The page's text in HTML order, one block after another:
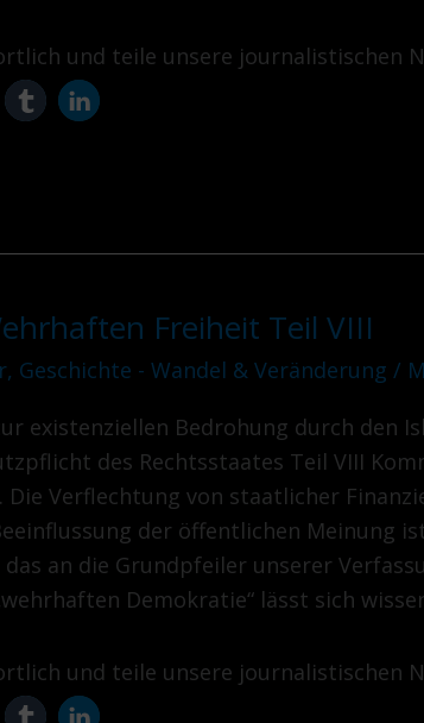
und teile unsere journalistischen
Freiheit Teil VIII
, Geschichte - Wandel & Veränderung /
existenziellen Bedrohung durch den
des Rechtsstaates Teil VIII
Die Verflechtung von staatlicher
der öffentlichen Meinung
das an die Grundpfeiler unserer
Demokratie“ lässt sich
und teile unsere journalistischen